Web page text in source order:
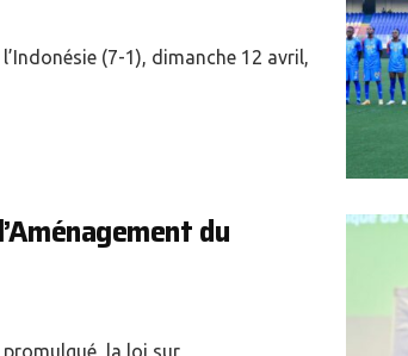
(7-1), dimanche 12 avril,
du
la loi sur